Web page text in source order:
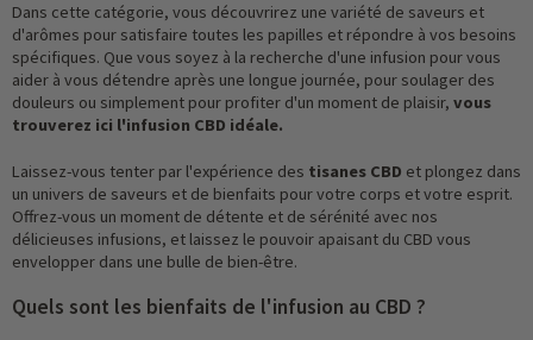
Dans cette catégorie, vous découvrirez une variété de saveurs et
d'arômes pour satisfaire toutes les papilles et répondre à vos besoins
spécifiques. Que vous soyez à la recherche d'une infusion pour vous
aider à vous détendre après une longue journée, pour soulager des
douleurs ou simplement pour profiter d'un moment de plaisir, vous
trouverez ici l'infusion CBD idéale.
Laissez-vous tenter par l'expérience des tisanes CBD et plongez dans
un univers de saveurs et de bienfaits pour votre corps et votre esprit.
Offrez-vous un moment de détente et de sérénité avec nos
délicieuses infusions, et laissez le pouvoir apaisant du CBD vous
envelopper dans une bulle de bien-être.
Quels sont les bienfaits de l'infusion au CBD ?